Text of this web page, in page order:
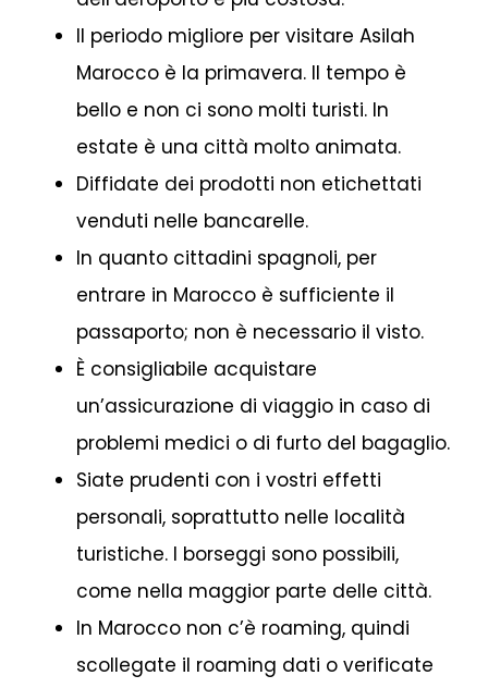
Il periodo migliore per visitare Asilah
Marocco è la primavera. Il tempo è
bello e non ci sono molti turisti. In
estate è una città molto animata.
Diffidate dei prodotti non etichettati
venduti nelle bancarelle.
In quanto cittadini spagnoli, per
entrare in Marocco è sufficiente il
passaporto; non è necessario il visto.
È consigliabile acquistare
un’assicurazione di viaggio in caso di
problemi medici o di furto del bagaglio.
Siate prudenti con i vostri effetti
personali, soprattutto nelle località
turistiche. I borseggi sono possibili,
come nella maggior parte delle città.
In Marocco non c’è roaming, quindi
scollegate il roaming dati o verificate